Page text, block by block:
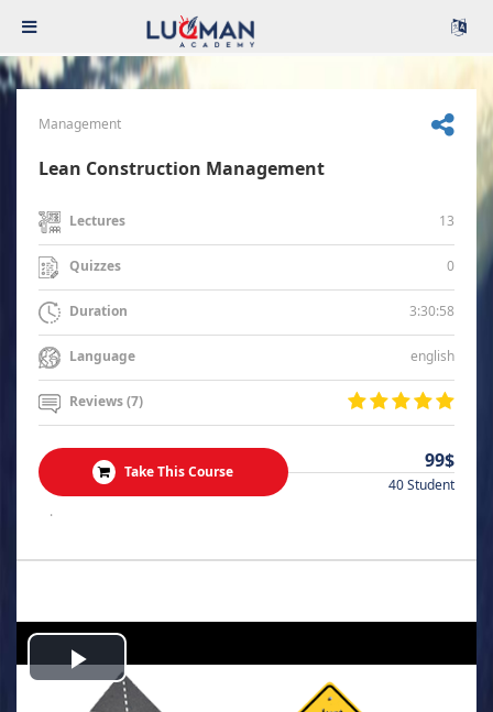
Management
Lean Construction Management
Lectures 13
Quizzes 0
Duration 3:30:58
Language english
Reviews (7)
Take This Course 99$
40 Student
.
Play